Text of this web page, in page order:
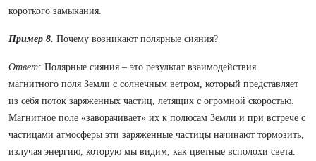
короткого замыкания.
Пример 8. Почему возникают полярные сияния?
Ответ: Полярные сияния – это результат взаимодействия
магнитного поля Земли с солнечным ветром, который представляет
из себя поток заряженных частиц, летящих с огромной скоростью.
Магнитное поле «заворачивает» их к полюсам Земли и при встрече с
частицами атмосферы эти заряженные частицы начинают тормозить,
излучая энергию, которую мы видим, как цветные всполохи света.